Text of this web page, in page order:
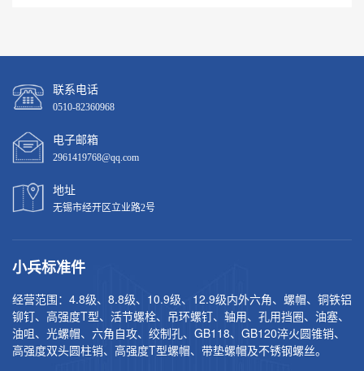
联系电话
0510-82360968
电子邮箱
2961419768@qq.com
地址
无锡市经开区立业路2号
小兵标准件
经营范围：4.8级、8.8级、10.9级、12.9级内外六角、螺帽、铜铁铝
铆钉、高强度T型、活节螺栓、吊环螺钉、轴用、孔用挡圈、油塞、
油咀、光螺帽、六角自攻、绞制孔、GB118、GB120淬火圆锥销、
高强度双头圆柱销、高强度T型螺帽、带垫螺帽及不锈钢螺丝。